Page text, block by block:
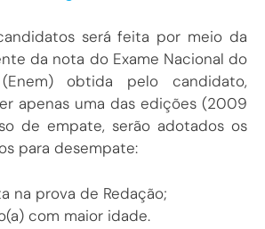
será feita por meio da
da nota do Exame Nacional do
obtida pelo candidato,
apenas uma das edições (2009
de empate, serão adotados os
para desempate:
na prova de Redação;
com maior idade.